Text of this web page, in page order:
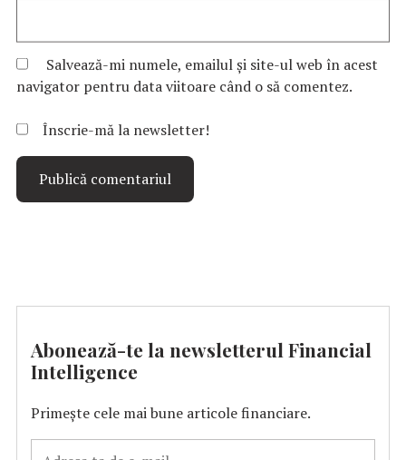
Salvează-mi numele, emailul și site-ul web în acest
navigator pentru data viitoare când o să comentez.
Înscrie-mă la newsletter!
Abonează-te la newsletterul Financial
Intelligence
Primește cele mai bune articole financiare.